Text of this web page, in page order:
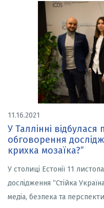
11.16.2021
У Таллінні відбулася
обговорення
крихка мозаїка?”
У столиці Естонії 11
дослідження “Стійка
медіа, безпека та